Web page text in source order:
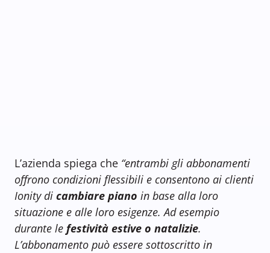
L’azienda spiega che “entrambi gli abbonamenti
offrono condizioni flessibili e consentono ai clienti
Ionity di cambiare piano in base alla loro
situazione e alle loro esigenze. Ad esempio
durante le festività estive o natalizie.
L’abbonamento può essere sottoscritto in